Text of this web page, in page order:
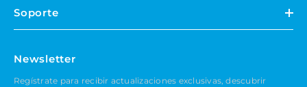
Soporte
Newsletter
Regístrate para recibir actualizaciones exclusivas, descubrir